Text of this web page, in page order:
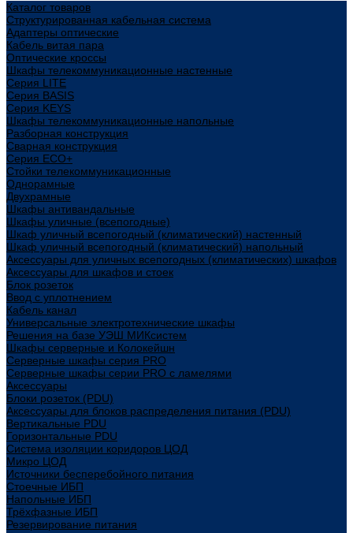
Каталог товаров
Структурированная кабельная система
Адаптеры оптические
Кабель витая пара
Оптические кроссы
Шкафы телекоммуникационные настенные
Cерия LITE
Cерия BASIS
Cерия KEYS
Шкафы телекоммуникационные напольные
Разборная конструкция
Сварная конструкция
Серия ECO+
Стойки телекоммуникационные
Однорамные
Двухрамные
Шкафы антивандальные
Шкафы уличные (всепогодные)
Шкаф уличный всепогодный (климатический) настенный
Шкаф уличный всепогодный (климатический) напольный
Аксессуары для уличных всепогодных (климатических) шкафов
Аксессуары для шкафов и стоек
Блок розеток
Ввод с уплотнением
Кабель канал
Универсальные электротехнические шкафы
Решения на базе УЭШ МИКсистем
Шкафы серверные и Колокейшн
Серверные шкафы серия PRO
Серверные шкафы серии PRO с ламелями
Аксессуары
Блоки розеток (PDU)
Аксессуары для блоков распределения питания (PDU)
Вертикальные PDU
Горизонтальные PDU
Система изоляции коридоров ЦОД
Микро ЦОД
Источники бесперебойного питания
Стоечные ИБП
Напольные ИБП
Трёхфазные ИБП
Резервирование питания